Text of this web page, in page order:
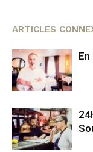
ARTICLES